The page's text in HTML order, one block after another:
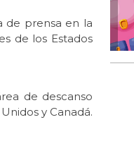
de prensa en la
de los Estados
de descanso
y Canadá.